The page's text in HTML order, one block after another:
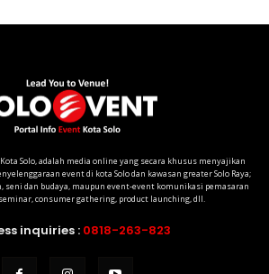
Solo, adalah media online yang secara khusus menyajikan
event di kota Solo dan kawasan greater Solo Raya;
seni dan budaya, maupun event-event komunikasi pemasaran
consumer gathering, product launching, dll.
inquiries : 0818-263-823